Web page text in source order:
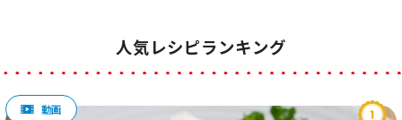
人気レシピランキング